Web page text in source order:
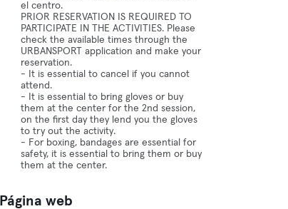
el centro.
PRIOR RESERVATION IS REQUIRED TO
PARTICIPATE IN THE ACTIVITIES. Please
check the available times through the
URBANSPORT application and make your
reservation.
- It is essential to cancel if you cannot
attend.
- It is essential to bring gloves or buy
them at the center for the 2nd session,
on the first day they lend you the gloves
to try out the activity.
- For boxing, bandages are essential for
safety, it is essential to bring them or buy
them at the center.
Página web